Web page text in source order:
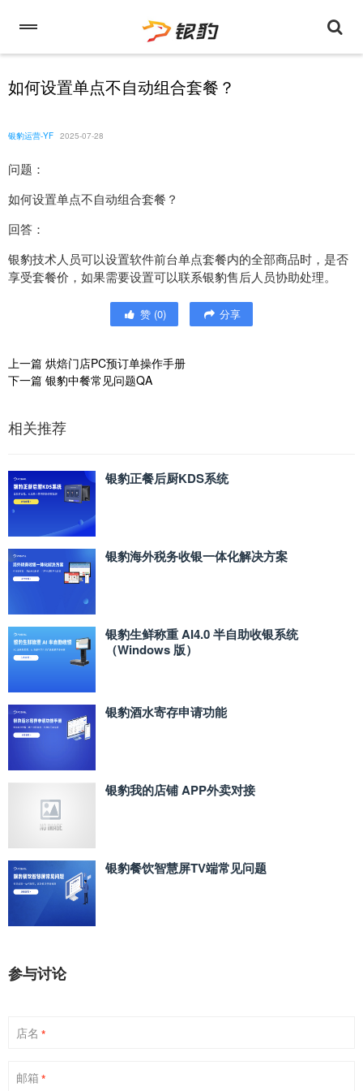
如何设置单点不自动组合套餐？
银豹运营-YF 2025-07-28
问题：
如何设置单点不自动组合套餐？
回答：
银豹技术人员可以设置软件前台单点套餐内的全部商品时，是否
享受套餐价，如果需要设置可以联系银豹售后人员协助处理。
赞 (0) 分享
上一篇 烘焙门店PC预订单操作手册
下一篇 银豹中餐常见问题QA
相关推荐
银豹正餐后厨KDS系统
银豹海外税务收银一体化解决方案
银豹生鲜称重 AI4.0 半自助收银系统
（Windows 版）
银豹酒水寄存申请功能
银豹我的店铺 APP外卖对接
银豹餐饮智慧屏TV端常见问题
参与讨论
店名 *
邮箱 *